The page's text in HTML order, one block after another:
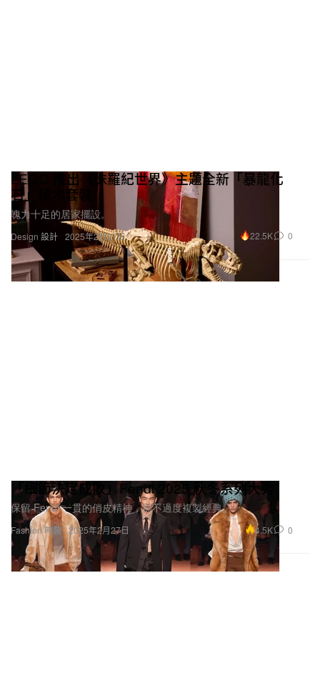
Design 設計
LEGO 推出《侏羅紀世界》主題全新「暴龍化
石」積木套裝
魄力十足的居家擺設。
2025年2月27日 22.5K 0
Fashion 時裝
「細節決定成敗」Fendi 2025 秋冬系列大秀
保留 Fendi 一貫的俏皮精神，卻不過度複製經典。
2025年2月27日 4.5K 0